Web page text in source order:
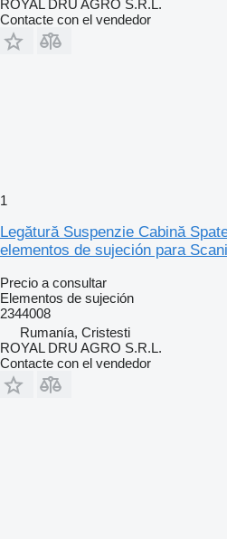
ROYAL DRU AGRO S.R.L.
Contacte con el vendedor
1
Legătură Suspenzie Cabină
elementos de sujeción para
Precio a consultar
Elementos de sujeción
2344008
Rumanía, Cristesti
ROYAL DRU AGRO S.R.L.
Contacte con el vendedor